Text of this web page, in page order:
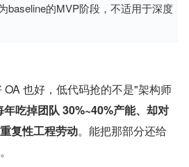
baseline的MVP阶段，不适用于深度
年吃掉团队 30%~40%产能、却对
复性工程劳动。能把那部分还给